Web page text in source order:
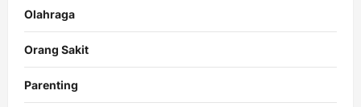
Olahraga
Orang Sakit
Parenting